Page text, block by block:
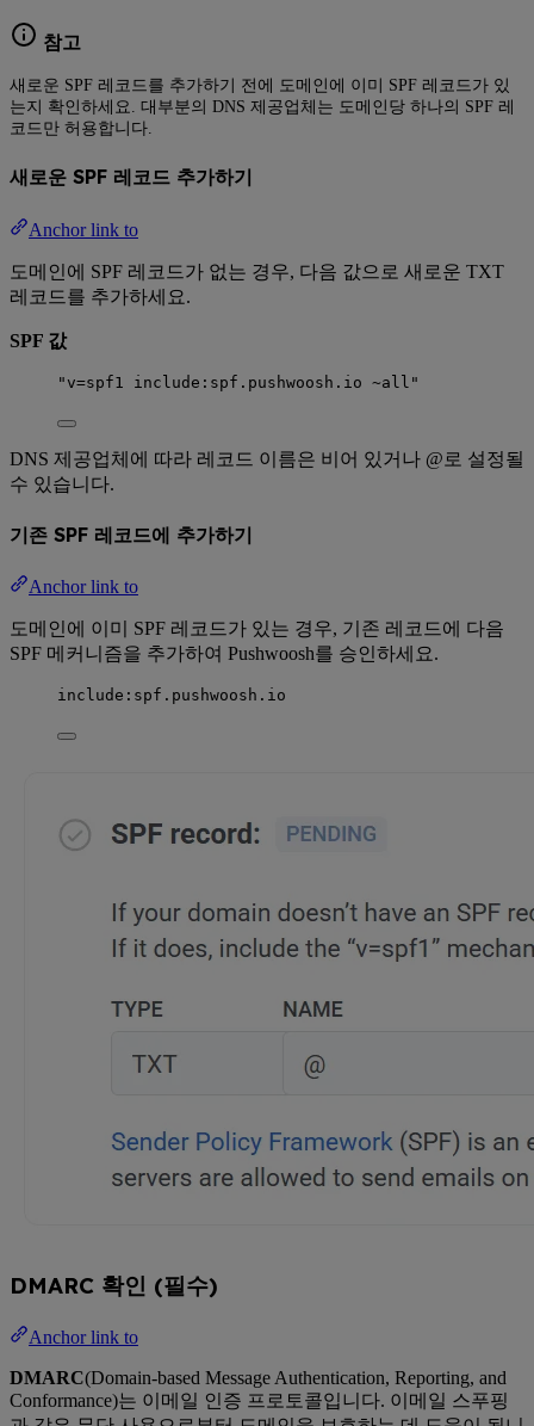
참고
새로운 SPF 레코드를 추가하기 전에 도메인에 이미 SPF 레코드가 있
는지 확인하세요. 대부분의 DNS 제공업체는 도메인당 하나의 SPF 레
코드만 허용합니다.
새로운 SPF 레코드 추가하기
Anchor link to
도메인에 SPF 레코드가 없는 경우, 다음 값으로 새로운 TXT
레코드를 추가하세요.
SPF 값
"v=spf1 include:spf.pushwoosh.io ~all"
DNS 제공업체에 따라 레코드 이름은 비어 있거나 @로 설정될
수 있습니다.
기존 SPF 레코드에 추가하기
Anchor link to
도메인에 이미 SPF 레코드가 있는 경우, 기존 레코드에 다음
SPF 메커니즘을 추가하여 Pushwoosh를 승인하세요.
include:spf.pushwoosh.io
DMARC 확인 (필수)
Anchor link to
DMARC(Domain-based Message Authentication, Reporting, and
Conformance)는 이메일 인증 프로토콜입니다. 이메일 스푸핑